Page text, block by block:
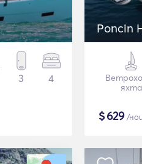
3 4
Poncin
яхта
$629/